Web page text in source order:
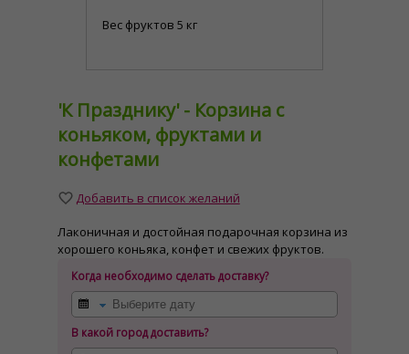
Вес фруктов 5 кг
'К Празднику' - Корзина с
коньяком, фруктами и
конфетами
Добавить в список желаний
Лаконичная и достойная подарочная корзина из
хорошего коньяка, конфет и свежих фруктов.
Когда необходимо сделать доставку?
В какой город доставить?